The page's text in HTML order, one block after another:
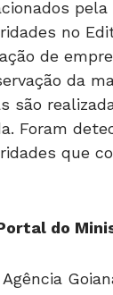
no
de
da
são
Foram
que
do